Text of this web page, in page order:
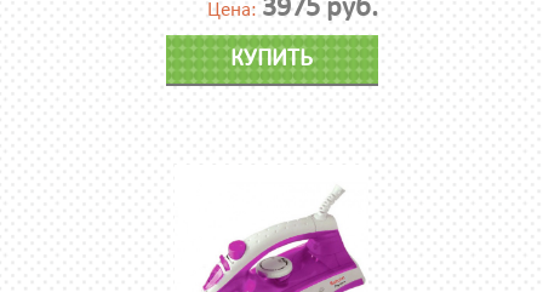
Цена: 3975 руб.
КУПИТЬ